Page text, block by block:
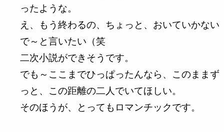
ったような。
え、もう終わるの、ちょっと、おいていかない
で～と言いたい（笑
二次小説ができそうです。
でも～ここまでひっぱったんなら、このままず
っと、この距離の二人でいてほしい。
そのほうが、とってもロマンチックです。